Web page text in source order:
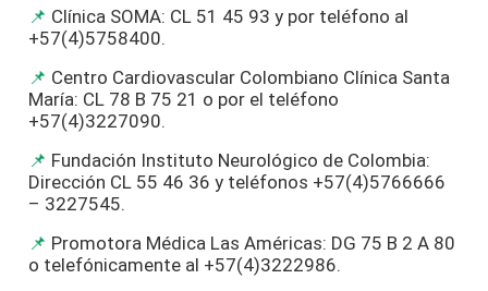
Clínica SOMA: CL 51 45 93 y por teléfono al
+57(4)5758400.
Centro Cardiovascular Colombiano Clínica Santa
María: CL 78 B 75 21 o por el teléfono
+57(4)3227090.
Fundación Instituto Neurológico de Colombia:
Dirección CL 55 46 36 y teléfonos +57(4)5766666
– 3227545.
Promotora Médica Las Américas: DG 75 B 2 A 80
o telefónicamente al +57(4)3222986.